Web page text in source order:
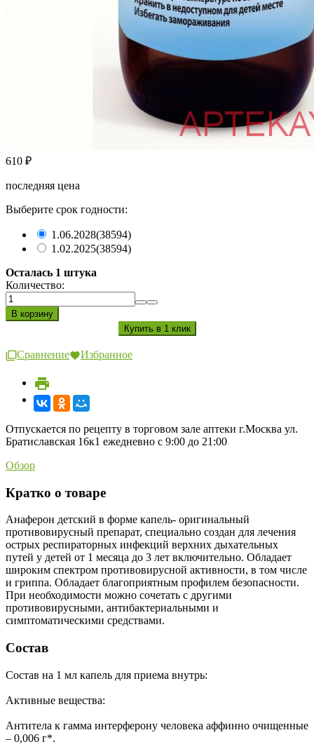
610 ₽
последняя цена
Выберите срок годности:
1.06.2028(38594)
1.02.2025(38594)
Осталась 1 штука
Количество:
Сравнение Избранное
Отпускается по рецепту в торговом зале аптеки г.Москва ул.
Братиславская 16к1 ежедневно с 9:00 до 21:00
Обзор
Кратко о товаре
Анаферон детский в форме капель- оригинальный
противовирусный препарат, специально создан для лечения
острых респираторных инфекций верхних дыхательных
путей у детей от 1 месяца до 3 лет включительно. Обладает
широким спектром противовирусной активности, в том числе
и гриппа. Обладает благоприятным профилем безопасности.
При необходимости можно сочетать с другими
противовирусными, антибактериальными и
симптоматическими средствами.
Состав
Состав на 1 мл капель для приема внутрь:
Активные вещества:
Антитела к гамма интерферону человека аффинно очищенные
– 0,006 г*.